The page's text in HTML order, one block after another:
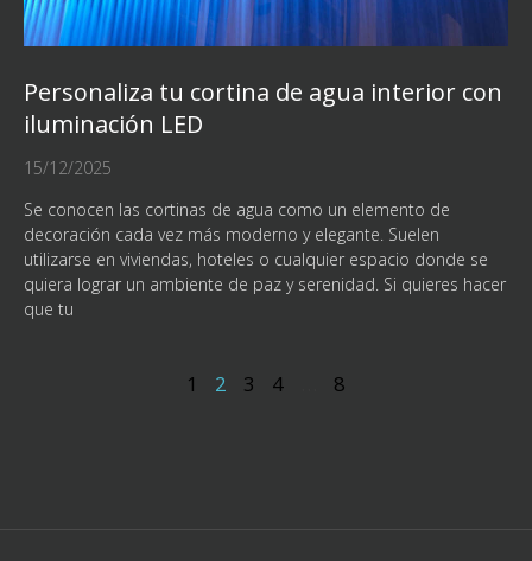
Personaliza tu cortina de agua interior con
iluminación LED
15/12/2025
Se conocen las cortinas de agua como un elemento de
decoración cada vez más moderno y elegante. Suelen
utilizarse en viviendas, hoteles o cualquier espacio donde se
quiera lograr un ambiente de paz y serenidad. Si quieres hacer
que tu
1 2 3 4 8